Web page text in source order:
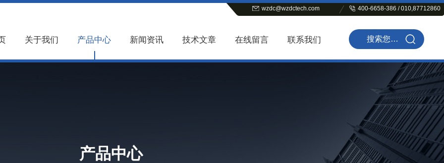
wzdc@wzdctech.com 400-6658-386 / 010,87712860
关于我们 产品中心 新闻资讯 技术文章 在线留言 联系我们
产品中心